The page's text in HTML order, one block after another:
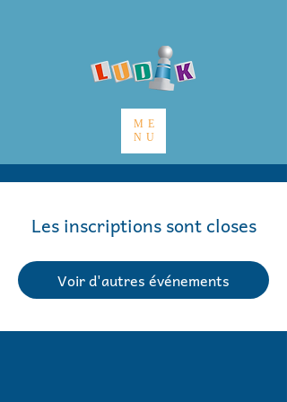
ME
NU
Les inscriptions sont closes
Voir d'autres événements